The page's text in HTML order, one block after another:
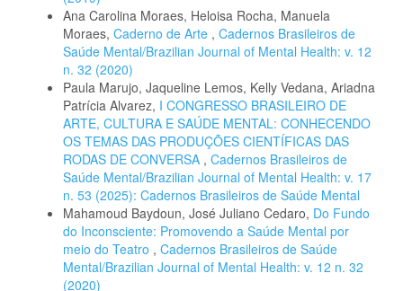
Ana Carolina Moraes, Heloisa Rocha, Manuela
Moraes, Caderno de Arte , Cadernos Brasileiros de
Saúde Mental/Brazilian Journal of Mental Health: v. 12
n. 32 (2020)
Paula Marujo, Jaqueline Lemos, Kelly Vedana, Ariadna
Patrícia Alvarez, I CONGRESSO BRASILEIRO DE
ARTE, CULTURA E SAÚDE MENTAL: CONHECENDO
OS TEMAS DAS PRODUÇÕES CIENTÍFICAS DAS
RODAS DE CONVERSA , Cadernos Brasileiros de
Saúde Mental/Brazilian Journal of Mental Health: v. 17
n. 53 (2025): Cadernos Brasileiros de Saúde Mental
Mahamoud Baydoun, José Juliano Cedaro, Do Fundo
do Inconsciente: Promovendo a Saúde Mental por
meio do Teatro , Cadernos Brasileiros de Saúde
Mental/Brazilian Journal of Mental Health: v. 12 n. 32
(2020)